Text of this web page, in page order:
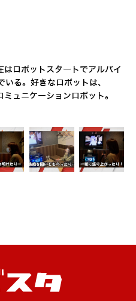
ロボットスタートでアルバイ
いる。好きなロボットは、
ュニケーションロボット。